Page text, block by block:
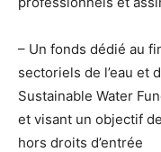
– Un fonds dédié au
sectoriels de l’eau et
Sustainable Water
et visant un objectif
hors droits d’entrée